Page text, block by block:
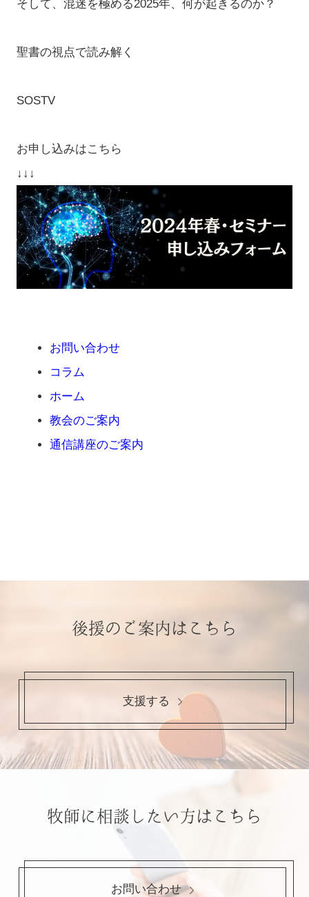
そして、混迷を極める2025年、何が起きるのか？
聖書の視点で読み解く
SOSTV
お申し込みはこちら
↓↓↓
お問い合わせ
コラム
ホーム
教会のご案内
通信講座のご案内
後援のご案内はこちら
支援する
牧師に相談したい方はこちら
お問い合わせ